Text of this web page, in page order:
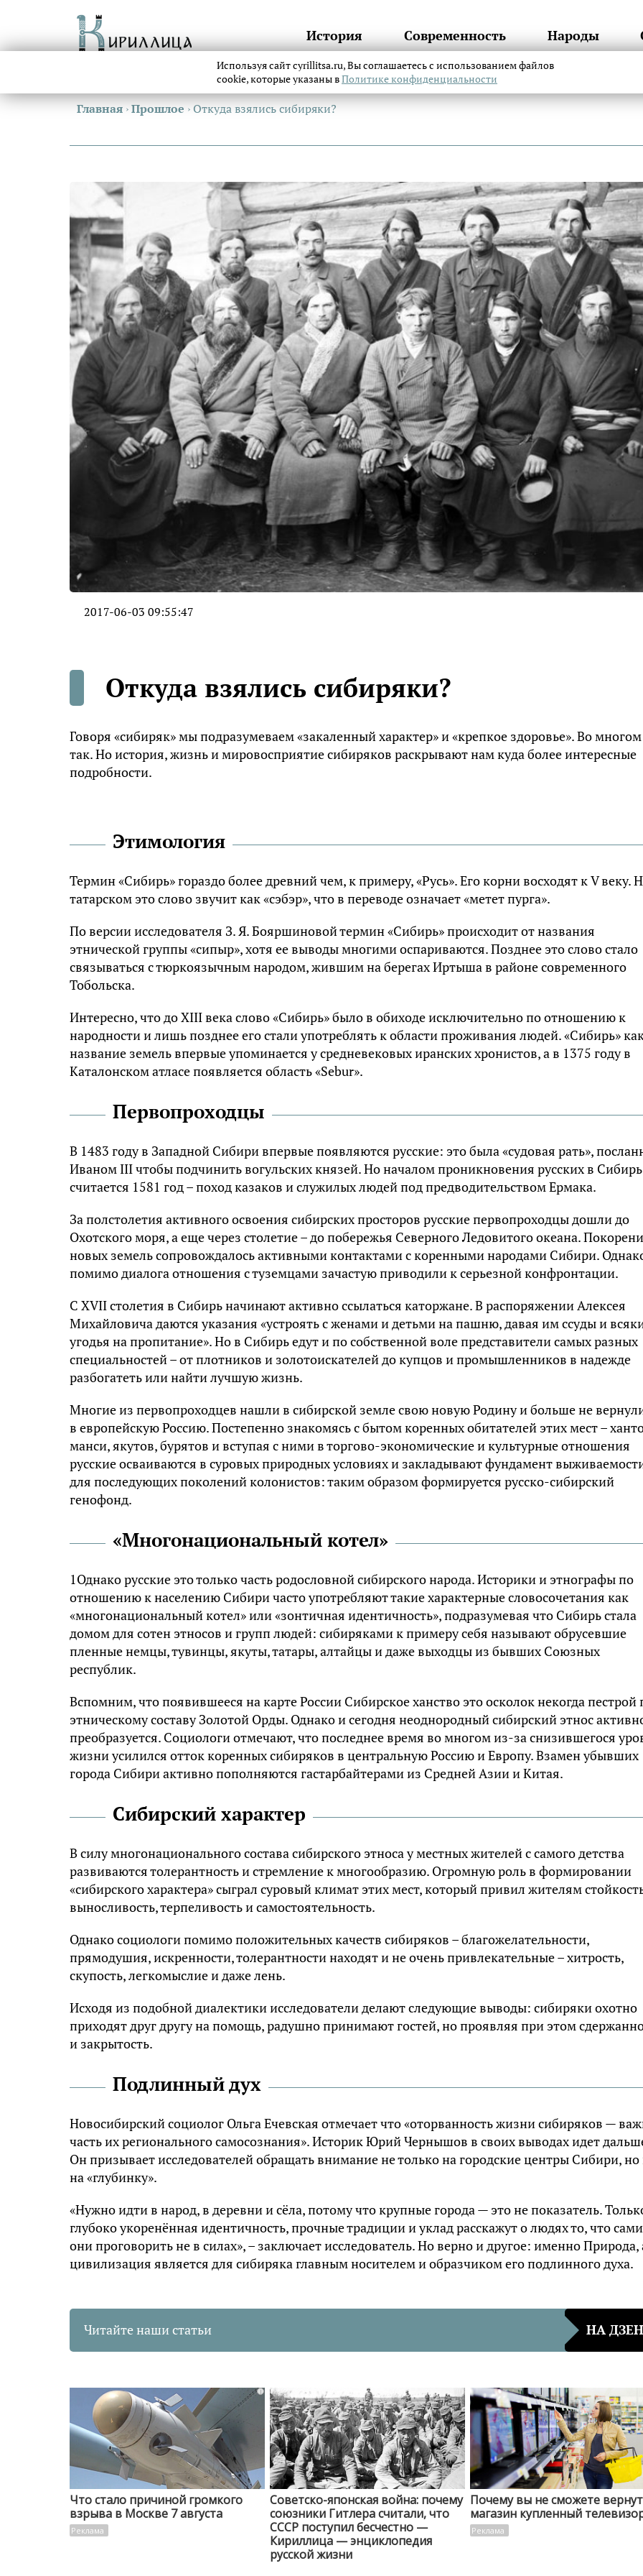
История Современность Народы
Главная ›Прошлое ›Откуда взялись сибиряки?
2017-06-03 09:55:47
Откуда взялись сибиряки?
Говоря «сибиряк» мы подразумеваем «закаленный характер» и «крепкое здоровье». Во
так. Но история, жизнь и мировосприятие сибиряков раскрывают нам куда более интересные
подробности.
Этимология
Термин «Сибирь» гораздо более древний чем, к примеру, «Русь». Его корни восходят к V веку.
татарском это слово звучит как «сэбэр», что в переводе означает «метет пурга».
По версии исследователя З. Я. Бояршиновой термин «Сибирь» происходит от названия
этнической группы «сипыр», хотя ее выводы многими оспариваются. Позднее это слово стало
связываться с тюркоязычным народом, жившим на берегах Иртыша в районе современного
Тобольска.
Интересно, что до XIII века слово «Сибирь» было в обиходе исключительно по отношению к
народности и лишь позднее его стали употреблять к области проживания людей. «Сибирь»
название земель впервые упоминается у средневековых иранских хронистов, а в 1375 году в
Каталонском атласе появляется область «Sebur».
Первопроходцы
В 1483 году в Западной Сибири впервые появляются русские: это была «судовая рать»,
Иваном III чтобы подчинить вогульских князей. Но началом проникновения русских в Сибирь
считается 1581 год – поход казаков и служилых людей под предводительством Ермака.
За полстолетия активного освоения сибирских просторов русские первопроходцы дошли до
Охотского моря, а еще через столетие – до побережья Северного Ледовитого океана.
новых земель сопровождалось активными контактами с коренными народами Сибири.
помимо диалога отношения с туземцами зачастую приводили к серьезной конфронтации.
С XVII столетия в Сибирь начинают активно ссылаться каторжане. В распоряжении Алексея
Михайловича даются указания «устроять с женами и детьми на пашню, давая им ссуды и
угодья на пропитание». Но в Сибирь едут и по собственной воле представители самых разных
специальностей – от плотников и золотоискателей до купцов и промышленников в надежде
разбогатеть или найти лучшую жизнь.
Многие из первопроходцев нашли в сибирской земле свою новую Родину и больше не
в европейскую Россию. Постепенно знакомясь с бытом коренных обитателей этих мест –
манси, якутов, бурятов и вступая с ними в торгово-экономические и культурные отношения
русские осваиваются в суровых природных условиях и закладывают фундамент
для последующих поколений колонистов: таким образом формируется русско-сибирский
генофонд.
«Многонациональный котел»
1Однако русские это только часть родословной сибирского народа. Историки и этнографы по
отношению к населению Сибири часто употребляют такие характерные словосочетания как
«многонациональный котел» или «зонтичная идентичность», подразумевая что Сибирь стала
домом для сотен этносов и групп людей: сибиряками к примеру себя называют обрусевшие
пленные немцы, тувинцы, якуты, татары, алтайцы и даже выходцы из бывших Союзных
республик.
Вспомним, что появившееся на карте России Сибирское ханство это осколок некогда пестрой
этническому составу Золотой Орды. Однако и сегодня неоднородный сибирский этнос
преобразуется. Социологи отмечают, что последнее время во многом из-за снизившегося
жизни усилился отток коренных сибиряков в центральную Россию и Европу. Взамен убывших
города Сибири активно пополняются гастарбайтерами из Средней Азии и Китая.
Сибирский характер
В силу многонационального состава сибирского этноса у местных жителей с самого детства
развиваются толерантность и стремление к многообразию. Огромную роль в формировании
«сибирского характера» сыграл суровый климат этих мест, который привил жителям
выносливость, терпеливость и самостоятельность.
Однако социологи помимо положительных качеств сибиряков – благожелательности,
прямодушия, искренности, толерантности находят и не очень привлекательные – хитрость,
скупость, легкомыслие и даже лень.
Исходя из подобной диалектики исследователи делают следующие выводы: сибиряки охотно
приходят друг другу на помощь, радушно принимают гостей, но проявляя при этом
и закрытость.
Подлинный дух
Новосибирский социолог Ольга Ечевская отмечает что «оторванность жизни сибиряков —
часть их регионального самосознания». Историк Юрий Чернышов в своих выводах идет
Он призывает исследователей обращать внимание не только на городские центры Сибири, но
на «глубинку».
«Нужно идти в народ, в деревни и сёла, потому что крупные города — это не показатель.
глубоко укоренённая идентичность, прочные традиции и уклад расскажут о людях то, что сами
они проговорить не в силах», – заключает исследователь. Но верно и другое: именно Природа,
цивилизация является для сибиряка главным носителем и образчиком его подлинного духа.
Читайте наши статьи НА ДЗЕН
i
Что стало причиной громкого
взрыва в Москве 7 августа
Советско-японская война: почему
союзники Гитлера считали, что
СССР поступил бесчестно —
Кириллица — энциклопедия
русской жизни
Почему вы не сможете
магазин купленный
Используя сайт cyrillitsa.ru, Вы соглашаетесь с использованием файлов
cookie, которые указаны вПолитике конфиденциальности